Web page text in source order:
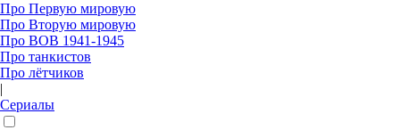
Про Первую мировую
Про Вторую мировую
Про ВОВ 1941-1945
Про танкистов
Про лётчиков
|
Сериалы